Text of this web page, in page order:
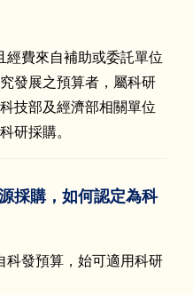
經費來自補助或委託單位
發展之預算者，屬科研
技部及經濟部相關單位
研採購。
採購，如何認定為科
科發預算，始可適用科研